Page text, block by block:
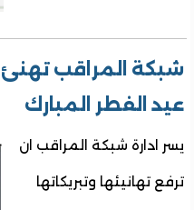
شبكة المراقب تهنئ
عيد الفطر المبارك
يسر ادارة شبكة المراقب ان
ترفع تهانيئها وتبريكاتها